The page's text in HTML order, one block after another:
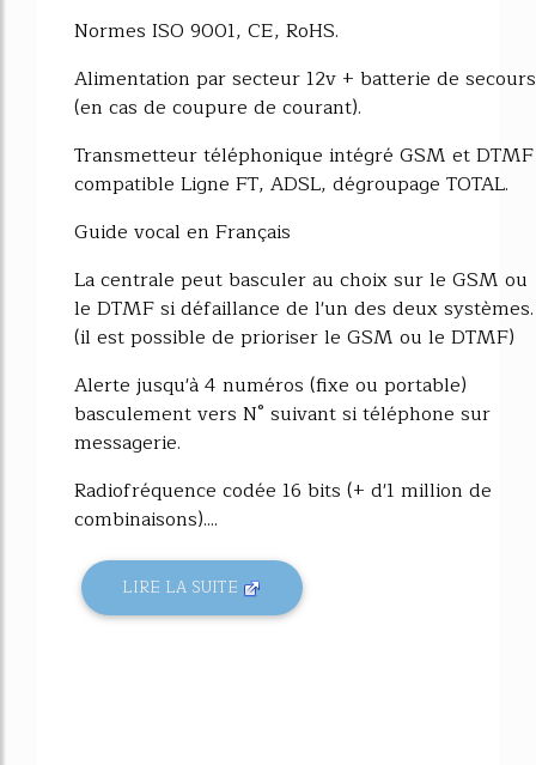
Normes ISO 9001, CE, RoHS.
Alimentation par secteur 12v + batterie de secours
(en cas de coupure de courant).
Transmetteur téléphonique intégré GSM et DTMF
compatible Ligne FT, ADSL, dégroupage TOTAL.
Guide vocal en Français
La centrale peut basculer au choix sur le GSM ou
le DTMF si défaillance de l'un des deux systèmes.
(il est possible de prioriser le GSM ou le DTMF)
Alerte jusqu'à 4 numéros (fixe ou portable)
basculement vers N° suivant si téléphone sur
messagerie.
Radiofréquence codée 16 bits (+ d'1 million de
combinaisons)....
LIRE LA SUITE